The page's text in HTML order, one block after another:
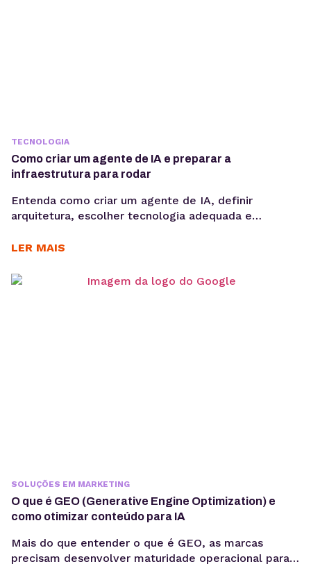
TECNOLOGIA
Como criar um agente de IA e preparar a
infraestrutura para rodar
Entenda como criar um agente de IA, definir
arquitetura, escolher tecnologia adequada e
considerando integrações, observabilidade, custos
vai além de escolher um modelo de linguagem ou
LER MAIS
SOLUÇÕES EM MARKETING
O que é GEO (Generative Engine Optimization) e
como otimizar conteúdo para IA
Mais do que entender o que é GEO, as marcas
precisam desenvolver maturidade operacional para